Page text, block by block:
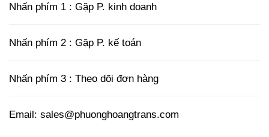
Nhấn phím 1 : Gặp P. kinh doanh
Nhấn phím 2 : Gặp P. kế toán
Nhấn phím 3 : Theo dõi đơn hàng
Email: sales@phuonghoangtrans.com